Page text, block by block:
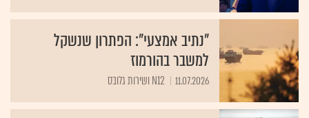
"נתיב אמצעי": הפתרון שנשקל
למשבר בהורמוז
11.07.2026 N12 ושירות גלובס